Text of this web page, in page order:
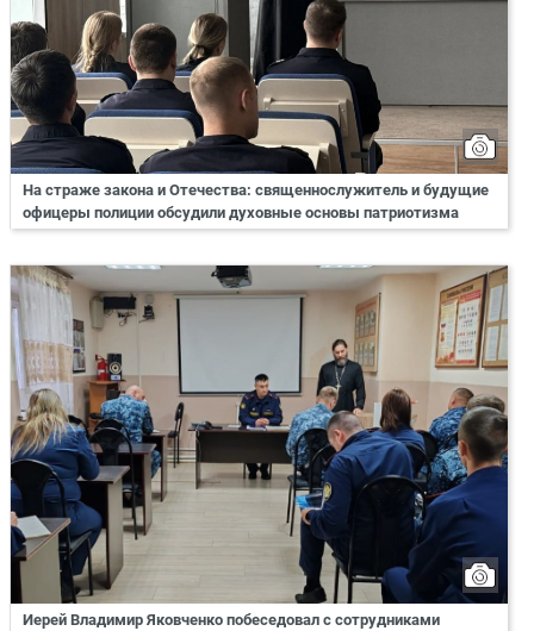
На страже закона и Отечества: священнослужитель и будущие
офицеры полиции обсудили духовные основы патриотизма
Иерей Владимир Яковченко побеседовал с сотрудниками